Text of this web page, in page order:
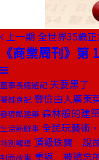
上一期 全世界35歲
《商業周刊》第
董事長嬉遊記 天要黑了
饕姊食記 豐儉由人廣東
發現酷建築 森林般的建
生活新鮮事 全民玩藝術
特別報導 頂級珠寶 說
封面故事 重返 被遺忘